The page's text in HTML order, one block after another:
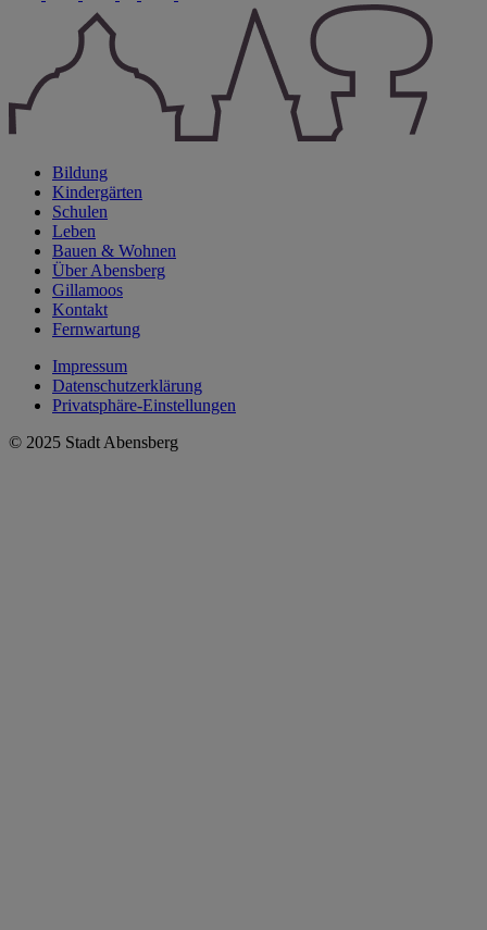
Bildung
Kindergärten
Schulen
Leben
Bauen & Wohnen
Über Abensberg
Gillamoos
Kontakt
Fernwartung
Impressum
Datenschutzerklärung
Privatsphäre-Einstellungen
© 2025 Stadt Abensberg